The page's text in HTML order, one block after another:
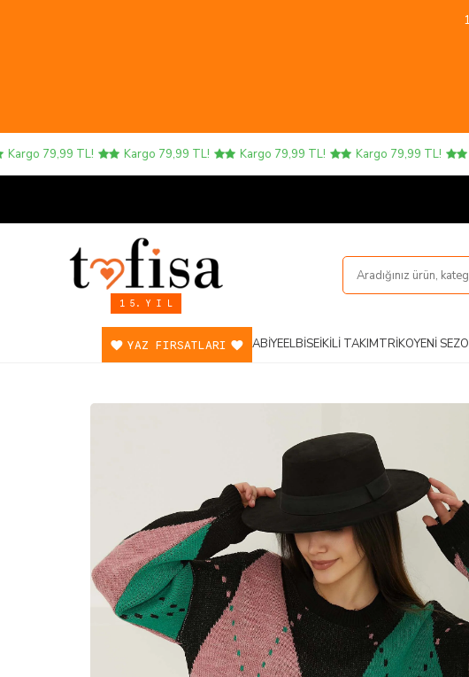
79,99 TL! Kargo 79,99 TL! Kargo 79,99 TL! Kargo 79,99 TL!
1 5. Y I L
YAZ FIRSATLARI ABIYEELBISEİKILI TAKIMTRIKOYENI